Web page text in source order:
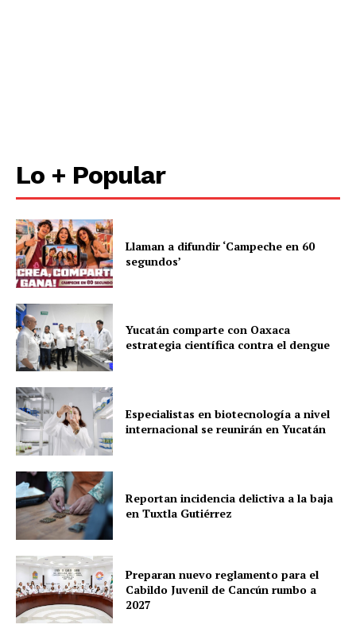
Lo + Popular
Llaman a difundir ‘Campeche en 60
segundos’
Yucatán comparte con Oaxaca
estrategia científica contra el dengue
Especialistas en biotecnología a nivel
internacional se reunirán en Yucatán
Reportan incidencia delictiva a la baja
en Tuxtla Gutiérrez
Preparan nuevo reglamento para el
Cabildo Juvenil de Cancún rumbo a
2027